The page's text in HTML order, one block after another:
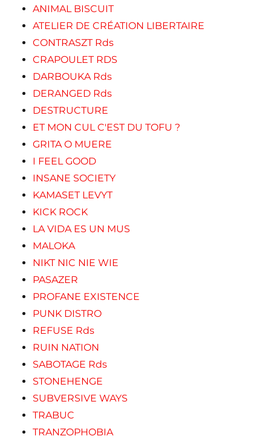
ANIMAL BISCUIT
ATELIER DE CRÉATION LIBERTAIRE
CONTRASZT Rds
CRAPOULET RDS
DARBOUKA Rds
DERANGED Rds
DESTRUCTURE
ET MON CUL C'EST DU TOFU ?
GRITA O MUERE
I FEEL GOOD
INSANE SOCIETY
KAMASET LEVYT
KICK ROCK
LA VIDA ES UN MUS
MALOKA
NIKT NIC NIE WIE
PASAZER
PROFANE EXISTENCE
PUNK DISTRO
REFUSE Rds
RUIN NATION
SABOTAGE Rds
STONEHENGE
SUBVERSIVE WAYS
TRABUC
TRANZOPHOBIA